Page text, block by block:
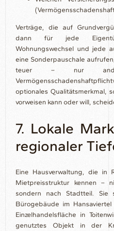
Verträge, die auf
dann für jede
Wohnungswechsel und jede
eine Sonderpauschale
teuer – nur
optionales Qualitätsmerkmal,
vorweisen kann oder will,
7. Lokale
regionaler
Eine Hausverwaltung, die in
Mietpreisstruktur kennen –
sondern nach Stadtteil.
Bürogebäude im
Einzelhandelsfläche in
genutztes Objekt in der